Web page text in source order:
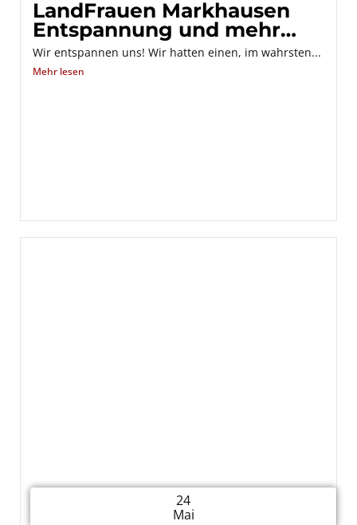
LandFrauen Markhausen
Entspannung und mehr…
Wir entspannen uns! Wir hatten einen, im wahrsten...
Mehr lesen
24
Mai